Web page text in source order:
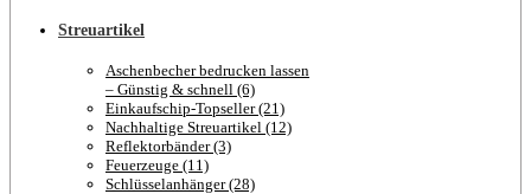
Streuartikel
Aschenbecher bedrucken lassen
– Günstig & schnell (6)
Einkaufschip-Topseller (21)
Nachhaltige Streuartikel (12)
Reflektorbänder (3)
Feuerzeuge (11)
Schlüsselanhänger (28)